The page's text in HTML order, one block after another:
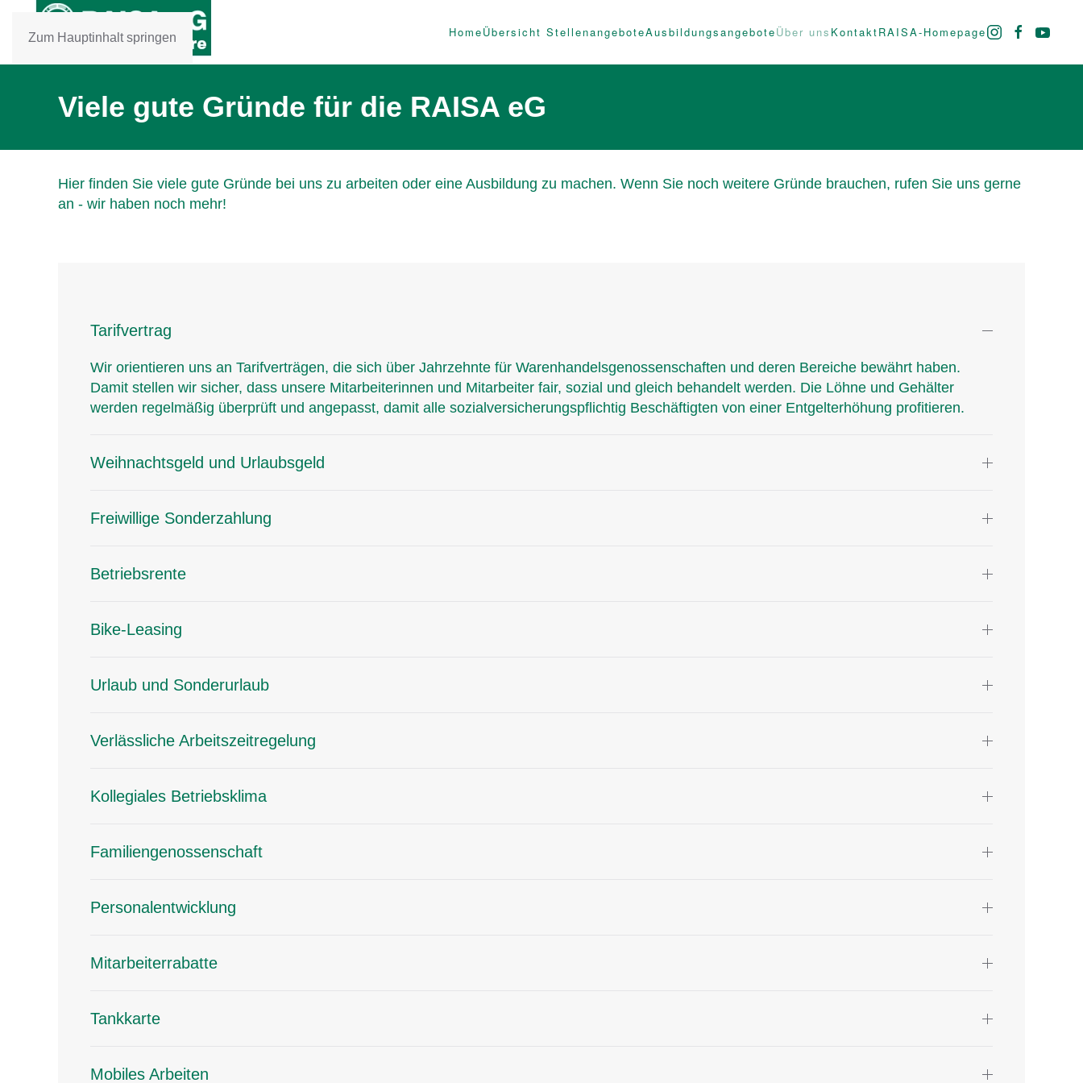
Zum Hauptinhalt springen HomeÜbersicht StellenangeboteAusbildungsangeboteÜber uns KontaktRAISA-Homepage
Viele gute Gründe für die RAISA eG
Hier finden Sie viele gute Gründe bei uns zu arbeiten oder eine Ausbildung zu machen. Wenn Sie noch weitere Gründe brauchen, rufen Sie uns gerne
an - wir haben noch mehr!
Tarifvertrag
Wir orientieren uns an Tarifverträgen, die sich über Jahrzehnte für Warenhandelsgenossenschaften und deren Bereiche bewährt haben.
Damit stellen wir sicher, dass unsere Mitarbeiterinnen und Mitarbeiter fair, sozial und gleich behandelt werden. Die Löhne und Gehälter
werden regelmäßig überprüft und angepasst, damit alle sozialversicherungspflichtig Beschäftigten von einer Entgelterhöhung profitieren.
Weihnachtsgeld und Urlaubsgeld
Freiwillige Sonderzahlung
Betriebsrente
Bike-Leasing
Urlaub und Sonderurlaub
Verlässliche Arbeitszeitregelung
Kollegiales Betriebsklima
Familiengenossenschaft
Personalentwicklung
Mitarbeiterrabatte
Tankkarte
Mobiles Arbeiten